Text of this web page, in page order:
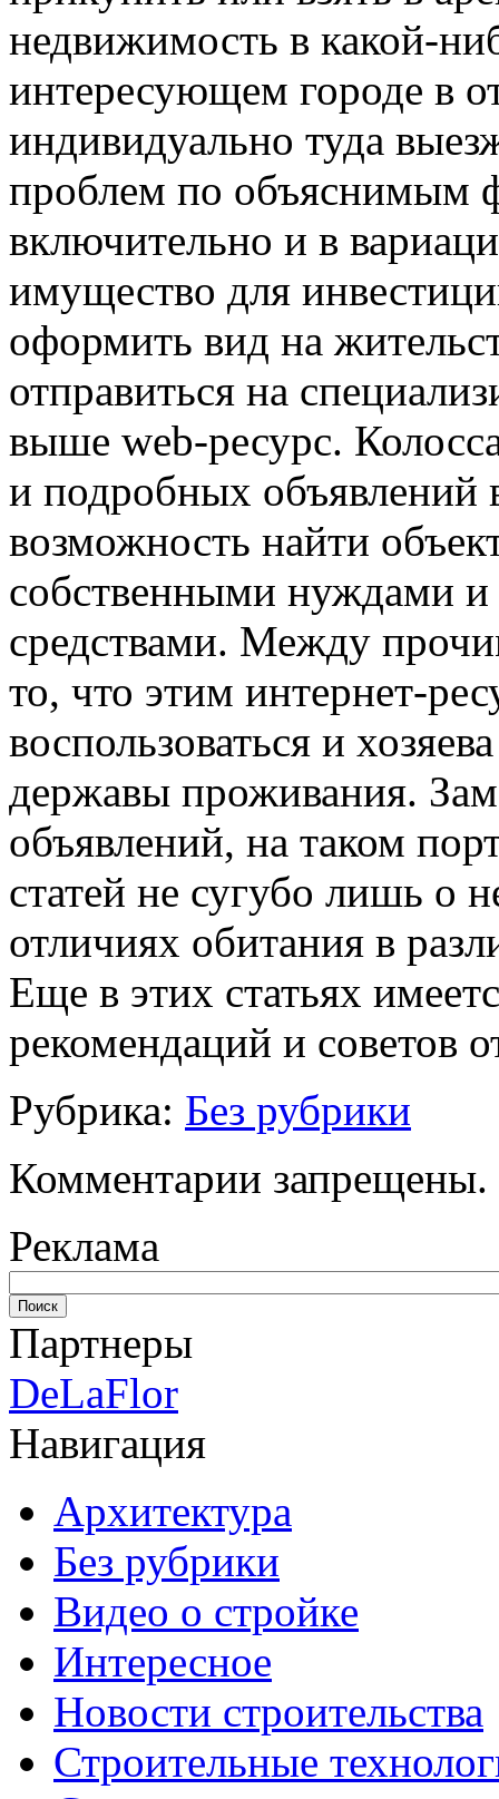
недвижимость в какой-
интересующем городе в
индивидуально туда
проблем по объяснимым
включительно и в
имущество для
оформить вид на
отправиться на
выше web-ресурс.
и подробных объявлений
возможность найти
собственными нуждами
средствами. Между
то, что этим интернет-
воспользоваться и
державы проживания.
объявлений, на таком
статей не сугубо лишь о
отличиях обитания в
Еще в этих статьях
рекомендаций и советов
Рубрика: Без рубрики
Комментарии запрещены.
Реклама
Партнеры
DeLaFlor
Навигация
Архитектура
Без рубрики
Видео о стройке
Интересное
Новости строительства
Строительные